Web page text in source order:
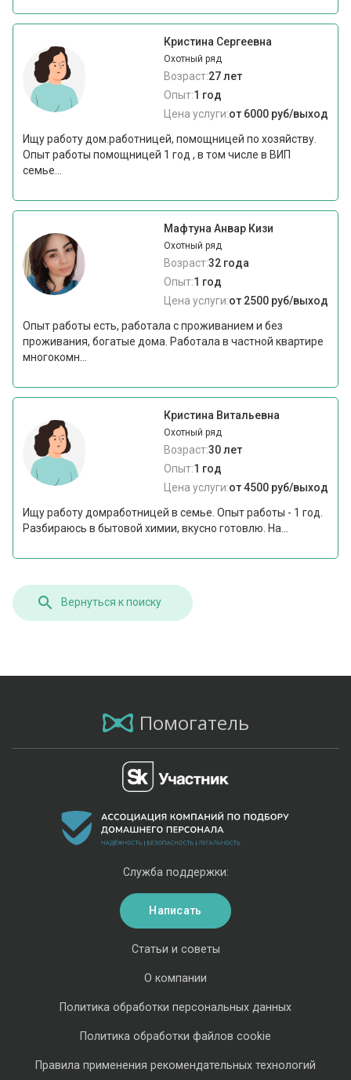
Кристина Сергеевна
Охотный ряд
Возраст:27 лет
Опыт:1 год
Цена услуги:от 6000 руб/выход
Ищу работу дом.работницей, помощницей по хозяйству.
Опыт работы помощницей 1 год , в том числе в ВИП
семье...
Мафтуна Анвар Кизи
Охотный ряд
Возраст:32 года
Опыт:1 год
Цена услуги:от 2500 руб/выход
Опыт работы есть, работала с проживанием и без
проживания, богатые дома. Работала в частной квартире
многокомн...
Кристина Витальевна
Охотный ряд
Возраст:30 лет
Опыт:1 год
Цена услуги:от 4500 руб/выход
Ищу работу домработницей в семье. Опыт работы - 1 год.
Разбираюсь в бытовой химии, вкусно готовлю. На...
Вернуться к поиску
Помогатель
Статьи и советы
О компании
Политика обработки персональных данных
Политика обработки файлов cookie
Правила применения рекомендательных технологий
Служба поддержки:
Написать